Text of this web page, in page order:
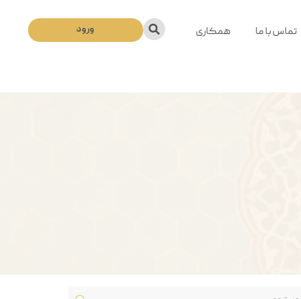
تماس با ما
همکاری
ورود